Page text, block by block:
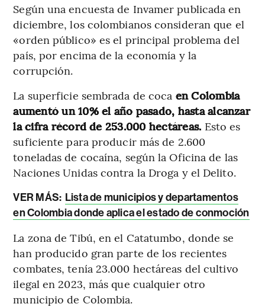
Según una encuesta de Invamer publicada en
diciembre, los colombianos consideran que el
«orden público» es el principal problema del
país, por encima de la economía y la
corrupción.
La superficie sembrada de coca en Colombia
aumentó un 10% el año pasado, hasta alcanzar
la cifra récord de 253.000 hectáreas. Esto es
suficiente para producir más de 2.600
toneladas de cocaína, según la Oficina de las
Naciones Unidas contra la Droga y el Delito.
VER MÁS: Lista de municipios y departamentos
en Colombia donde aplica el estado de conmoción
La zona de Tibú, en el Catatumbo, donde se
han producido gran parte de los recientes
combates, tenía 23.000 hectáreas del cultivo
ilegal en 2023, más que cualquier otro
municipio de Colombia.